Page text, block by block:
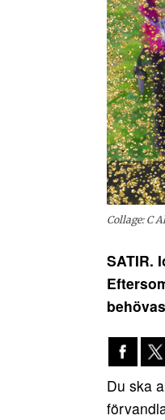
Collage: C
SATIR.
Du ska